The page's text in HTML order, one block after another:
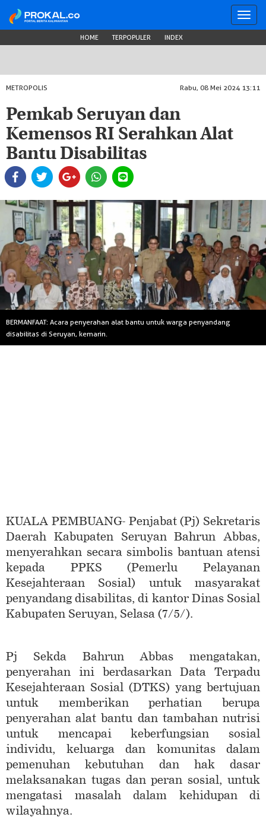
HOME TERPOPULER INDEX
METROPOLIS Rabu, 08 Mei 2024 13:11
Pemkab Seruyan dan
Kemensos RI Serahkan Alat
Bantu Disabilitas
BERMANFAAT: Acara penyerahan alat bantu untuk warga penyandang
disabilitas di Seruyan, kemarin.
KUALA PEMBUANG- Penjabat (Pj) Sekretaris
Daerah Kabupaten Seruyan Bahrun Abbas,
menyerahkan secara simbolis bantuan atensi
kepada PPKS (Pemerlu Pelayanan
Kesejahteraan Sosial) untuk masyarakat
penyandang disabilitas, di kantor Dinas Sosial
Kabupaten Seruyan, Selasa (7/5/).
Pj Sekda Bahrun Abbas mengatakan,
penyerahan ini berdasarkan Data Terpadu
Kesejahteraan Sosial (DTKS) yang bertujuan
untuk memberikan perhatian berupa
penyerahan alat bantu dan tambahan nutrisi
untuk mencapai keberfungsian sosial
individu, keluarga dan komunitas dalam
pemenuhan kebutuhan dan hak dasar
melaksanakan tugas dan peran sosial, untuk
mengatasi masalah dalam kehidupan di
wilayahnya.